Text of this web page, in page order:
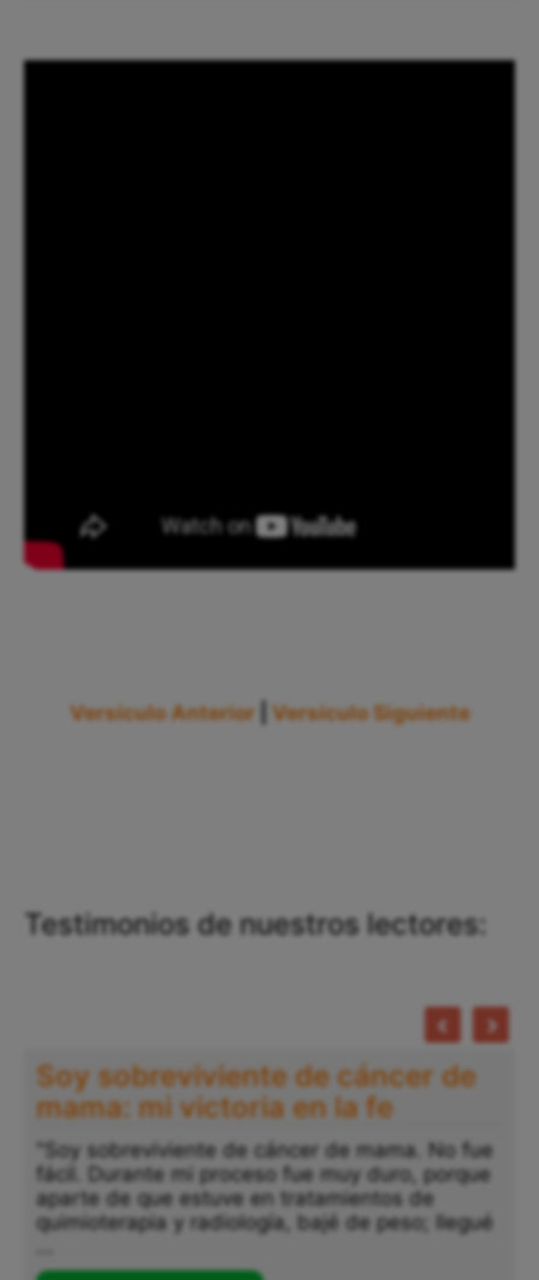
Versículo Anterior Versículo Siguiente
Testimonios de nuestros lectores:
Soy sobreviviente de cáncer de
mama: mi victoria en la fe
"Soy sobreviviente de cáncer de mama. No fue
fácil. Durante mi proceso fue muy duro, porque
aparte de que estuve en tratamientos de
quimioterapia y radiología, bajé de peso; llegué